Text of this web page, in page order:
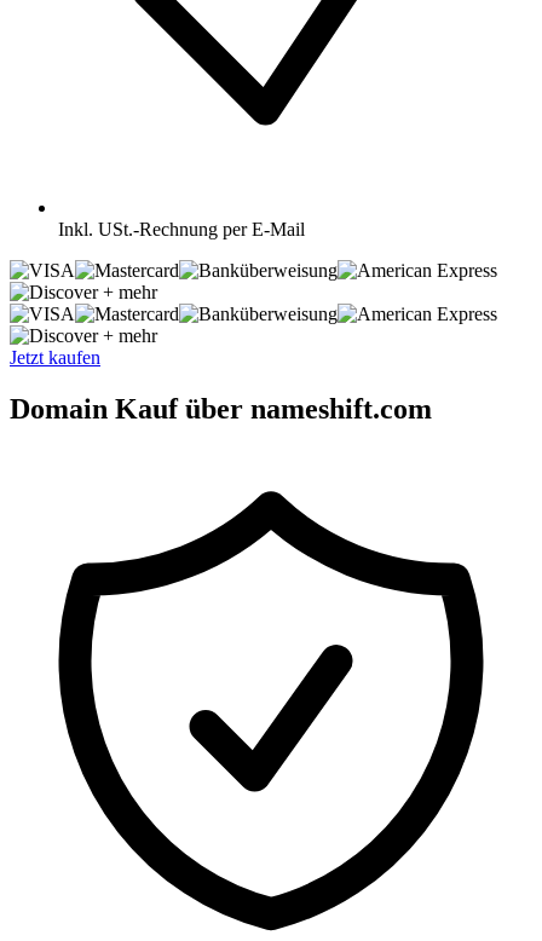
Inkl. USt.-Rechnung per E-Mail
+ mehr
+ mehr
Jetzt kaufen
Domain Kauf über nameshift.com